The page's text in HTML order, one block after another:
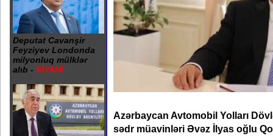
Deputat Cavanşir
Feyziyev Londonda
milyonluq mülklər
alıb - SİYAHI
Azərbaycan Avtomobil Yolları
sədr müavinləri Əvəz İlyas oğlu